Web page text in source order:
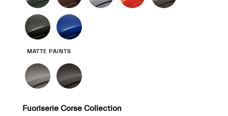
MATTE PAINTS
Fuoriserie Corse Collection